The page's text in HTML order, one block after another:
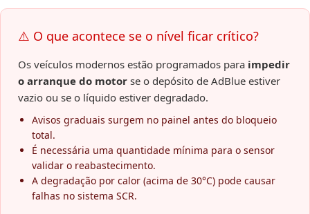
⚠️ O que acontece se o nível ficar crítico?
Os veículos modernos estão programados para impedir
o arranque do motor se o depósito de AdBlue estiver
vazio ou se o líquido estiver degradado.
Avisos graduais surgem no painel antes do bloqueio
total.
É necessária uma quantidade mínima para o sensor
validar o reabastecimento.
A degradação por calor (acima de 30°C) pode causar
falhas no sistema SCR.